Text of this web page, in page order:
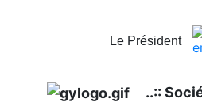
Le Président
..::